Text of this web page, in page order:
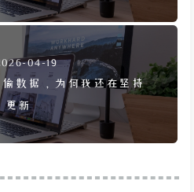
04-19
数据，为何我还在坚持
更新